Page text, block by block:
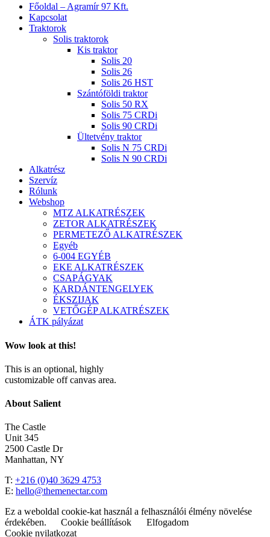
Close
Menu
Főoldal – Agramír 97 Kft.
Kapcsolat
Traktorok
Solis traktorok
Kis traktor
Solis 20
Solis 26
Solis 26 HST
Szántóföldi traktor
Solis 50 RX
Solis 75 CRDi
Solis 90 CRDi
Ültetvény traktor
Solis N 75 CRDi
Solis N 90 CRDi
Alkatrész
Szervíz
Rólunk
Webshop
MTZ ALKATRÉSZEK
ZETOR ALKATRÉSZEK
PERMETEZŐ ALKATRÉSZEK
Egyéb
6-004 EGYÉB
EKE ALKATRÉSZEK
CSAPÁGYAK
KARDÁNTENGELYEK
ÉKSZIJAK
VETŐGÉP ALKATRÉSZEK
ÁTK pályázat
Wow look at this!
This is an optional, highly
customizable off canvas area.
About Salient
The Castle
Unit 345
2500 Castle Dr
Manhattan, NY
T: +216 (0)40 3629 4753
E: hello@themenectar.com
Ez a weboldal cookie-kat használ a felhasználói élmény növelése
érdekében.
Cookie beállítások
Elfogadom
Cookie nyilatkozat